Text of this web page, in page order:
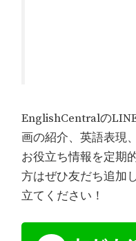
EnglishCentralの
画の紹介、英語表現
お役立ち情報を定期
方はぜひ友だち追加
立てください！